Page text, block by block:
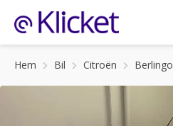
Hem Bil Citroën Berlingo